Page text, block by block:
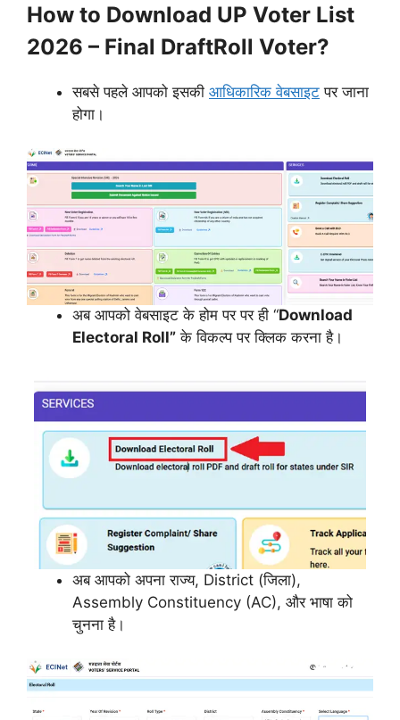
How to Download UP Voter List
2026 – Final DraftRoll Voter?
सबसे पहले आपको इसकी आधिकारिक वेबसाइट पर जाना
होगा।
अब आपको वेबसाइट के होम पर पर ही “Download
Electoral Roll” के विकल्प पर क्लिक करना है।
अब आपको अपना राज्य, District (जिला),
Assembly Constituency (AC), और भाषा को
चुनना है।